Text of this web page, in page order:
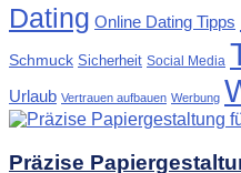
Dating Online Dating Tipps
Schmuck Sicherheit Social Media
Urlaub Vertrauen aufbauen Werbung
Präzise